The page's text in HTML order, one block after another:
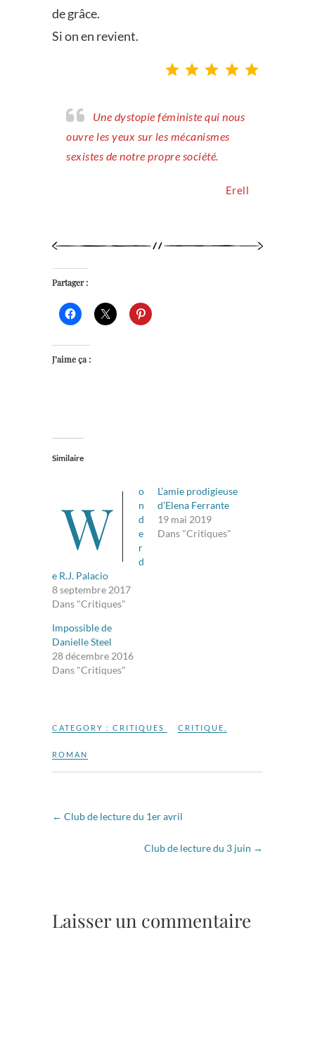
de grâce.
Si on en revient.
Une dystopie féministe qui nous
ouvre les yeux sur les mécanismes
sexistes de notre propre société.
Erell
Partager :
J’aime ça :
Similaire
W
o
n
d
e
r
d
e R.J. Palacio
8 septembre 2017
Dans "Critiques"
L’amie prodigieuse
d’Elena Ferrante
19 mai 2019
Dans "Critiques"
Impossible de
Danielle Steel
28 décembre 2016
Dans "Critiques"
CATEGORY : CRITIQUES CRITIQUE
ROMAN
← Club de lecture du 1er avril
Club de lecture du 3 juin →
Laisser un commentaire